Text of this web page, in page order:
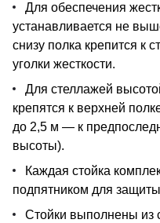
Для обеспечения
устанавливается не
снизу полка крепится к
уголки жесткости.
Для стеллажей
крепятся к верхней
до 2,5 м — к
высоты).
Каждая стойка
подпятником для
Стойки выполнены из